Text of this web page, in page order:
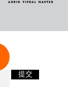
提交